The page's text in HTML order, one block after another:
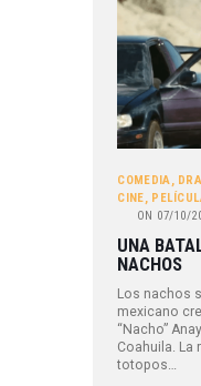
COMEDIA,
CINE,
ON 07/10/
UNA
NACHOS
Los nachos
mexicano
“Nacho”
Coahuila. La
totopos…